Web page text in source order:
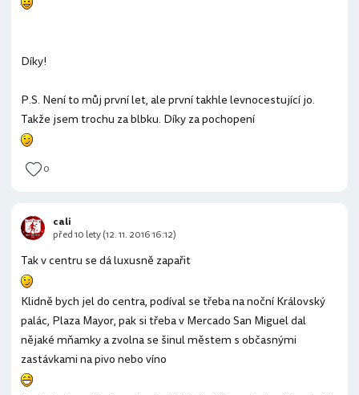
Díky!
P.S. Není to můj první let, ale první takhle levnocestující jo.
Takže jsem trochu za blbku. Díky za pochopení
0
Tak v centru se dá luxusně zapařit
Klidně bych jel do centra, podíval se třeba na noční Královský
palác, Plaza Mayor, pak si třeba v Mercado San Miguel dal
nějaké mňamky a zvolna se šinul městem s občasnými
zastávkami na pivo nebo víno
cali
před 10 lety (12. 11. 2016 16:12)